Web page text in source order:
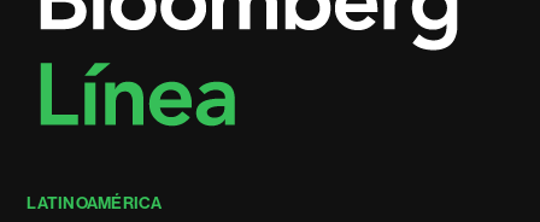
LATINOAMÉRICA